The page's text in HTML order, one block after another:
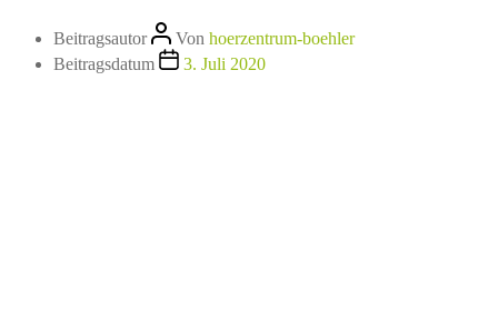
Beitragsautor Von hoerzentrum-boehler
Beitragsdatum
3. Juli 2020